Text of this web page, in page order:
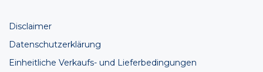
Disclaimer
Datenschutzerklärung
Einheitliche Verkaufs- und Lieferbedingungen